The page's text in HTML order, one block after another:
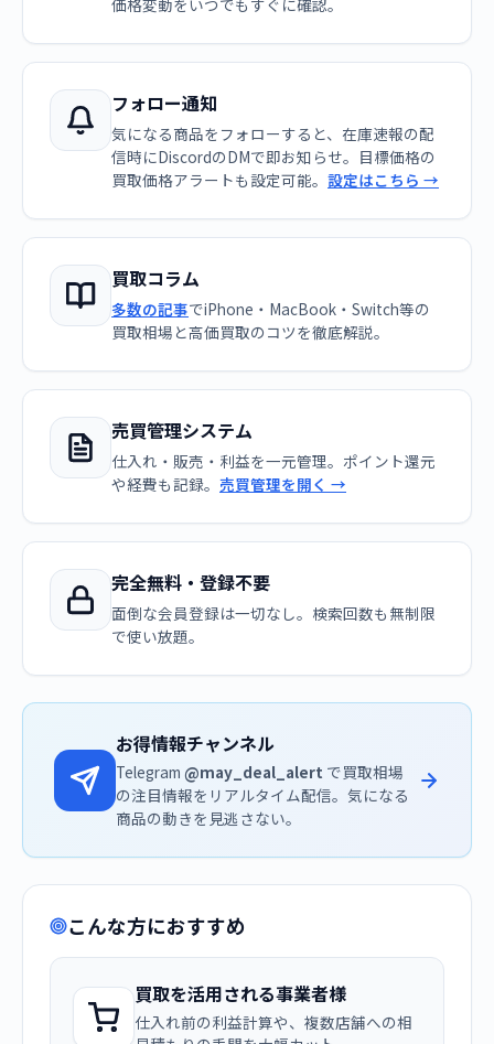
価格変動をいつでもすぐに確認。
フォロー通知
気になる商品をフォローすると、在庫速報の配
信時にDiscordのDMで即お知らせ。目標価格の
買取価格アラートも設定可能。 設定はこちら →
買取コラム
多数の記事でiPhone・MacBook・Switch等の
買取相場と高価買取のコツを徹底解説。
売買管理システム
仕入れ・販売・利益を一元管理。ポイント還元
や経費も記録。 売買管理を開く →
完全無料・登録不要
面倒な会員登録は一切なし。検索回数も無制限
で使い放題。
お得情報チャンネル
Telegram @may_deal_alert で買取相場
の注目情報をリアルタイム配信。気になる
商品の動きを見逃さない。
こんな方におすすめ
買取を活用される事業者様
仕入れ前の利益計算や、複数店舗への相